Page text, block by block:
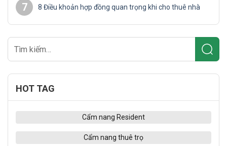
7 8 Điều khoản hợp đồng quan trọng khi cho thuê nhà
HOT TAG
Cẩm nang Resident
Cẩm nang thuê trọ